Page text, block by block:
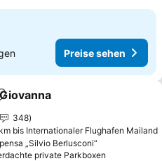
Preise sehen
Favoriten hinzufügen
348
bis Internationaler Flughafen Mailand
„Silvio Berlusconi“
private Parkboxen